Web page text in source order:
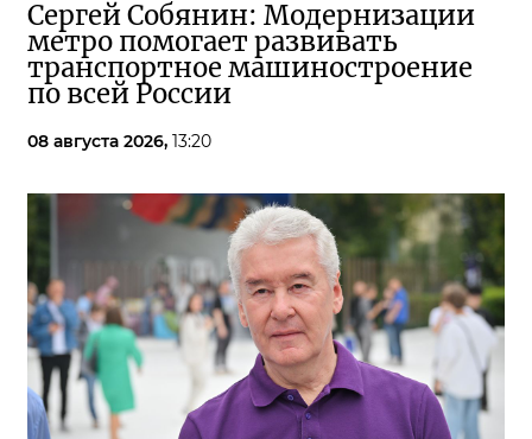
Сергей Собянин: Модернизации
метро помогает развивать
транспортное машиностроение
по всей России
08 августа 2026, 13:20